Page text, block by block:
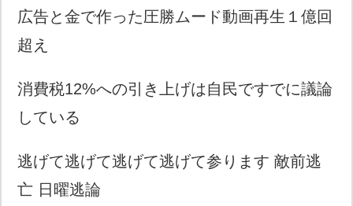
広告と金で作った圧勝ムード動画再生１億回
超え
消費税12%への引き上げは自民ですでに議論
している
逃げて逃げて逃げて逃げて参ります 敵前逃
亡 日曜逃論